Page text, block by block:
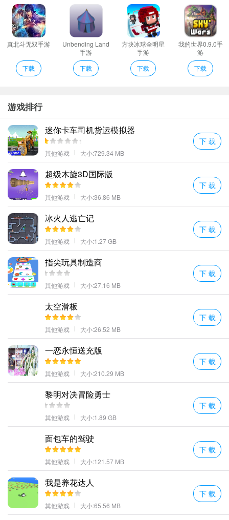
游戏中的我们需要通过不断变化的游戏道具将小偷进行捕捉达到将
犯人困住的效果。
抓住小公主是一款休闲益智类游戏游戏画风休闲卡通在抓住小公主
游戏之中有着丰富的游戏难关可供玩家们慢慢的体验你该如何完成
所有的难关挑战呢？
新的玩法挑战你的城堡被可恶的猪攻击身临其境的体验很刺激呢。
1、超级丰富的关卡等待着你解锁无穷无尽的冒险享受最刺激的PK挑
战。
2、超级丰富的游戏关卡等着你解锁不断的冒险享受最精彩的PK挑
战。
3、免费的冒险比赛愤怒的小鸟AR版将热销登录ios独家体验游戏乐
趣;
4、进行各种泰山似的跳跃游戏玩起来有点像割绳子游戏的味道。
5、持续的挑战中了解了其中的重要规则;
6、通过抓捕小偷完成任务获得奖励换取更多的道具。
7、所有的逻辑都是很不错的努力的尝试争取快速过关;
更多好玩的手游，请持续关注顺发游戏网
真北斗无双手游
下载
Unbending Land
手游
下载
方块冰球全明星
手游
下载
我的世界0.9.0手
游
下载
游戏排行
迷你卡车司机货运模拟器
其他游戏 大小:729.34 MB
下 载
超级木旋3D国际版
其他游戏 大小:36.86 MB
下 载
冰火人逃亡记
其他游戏 大小:1.27 GB
下 载
指尖玩具制造商
其他游戏 大小:27.16 MB
下 载
太空滑板
其他游戏 大小:26.52 MB
下 载
一恋永恒送充版
其他游戏 大小:210.29 MB
下 载
黎明对决冒险勇士
其他游戏 大小:1.89 GB
下 载
面包车的驾驶
其他游戏 大小:121.57 MB
下 载
我是养花达人
其他游戏 大小:65.56 MB
下 载